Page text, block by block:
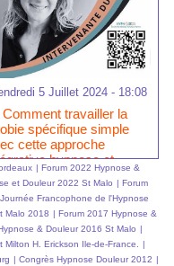
5 Juillet 2024 - 18:08
Comment travailler la
spécifique simple
cette approche
hypnose et
IMO ® ?
| Forum 2022 Hypnose &
et Douleur 2022 St Malo | Forum
Journée Francophone de l'Hypnose
Malo 2018 | Forum 2017 Hypnose &
& Douleur 2016 St Malo |
Milton H. Erickson Ile-de-France. |
| Congrès Hypnose Douleur 2012 |